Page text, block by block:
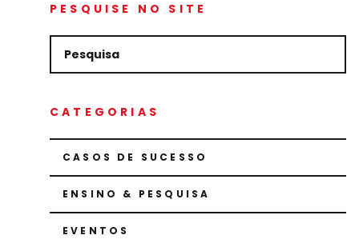
PESQUISE NO SITE
CATEGORIAS
CASOS DE SUCESSO
ENSINO & PESQUISA
EVENTOS